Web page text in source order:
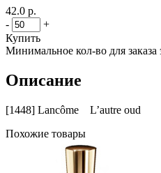
42.0 р.
-
+
Купить
Минимальное кол-во для заказа
Описание
[1448] Lancôme L’autre oud
Похожие товары